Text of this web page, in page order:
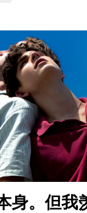
身。但我